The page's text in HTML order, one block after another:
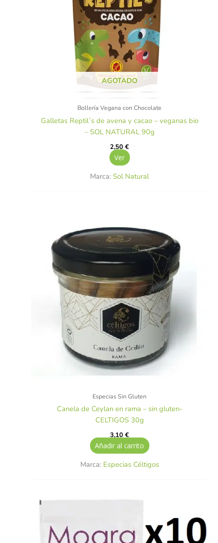
AGOTADO
Bollería Vegana con Chocolate
Galletas Reptil´s de avena y cacao – veganas bio
– SOL NATURAL 90g
2,50€
Ver
Marca:Sol Natural
Especias Sin Gluten
Canela de Ceylan en rama – sin gluten-
CELTIGOS 30g
3,10€
Añadir al carrito
Marca: Especias Céltigos